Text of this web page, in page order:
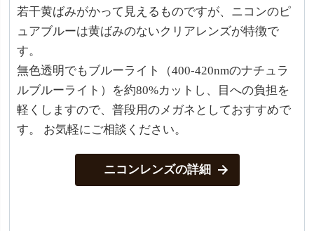
若干黄ばみがかって見えるものですが、ニコンのピ
ュアブルーは黄ばみのないクリアレンズが特徴で
す。
無色透明でもブルーライト（400-420nmのナチュラ
ルブルーライト）を約80%カットし、目への負担を
軽くしますので、普段用のメガネとしておすすめで
す。 お気軽にご相談ください。
ニコンレンズの詳細